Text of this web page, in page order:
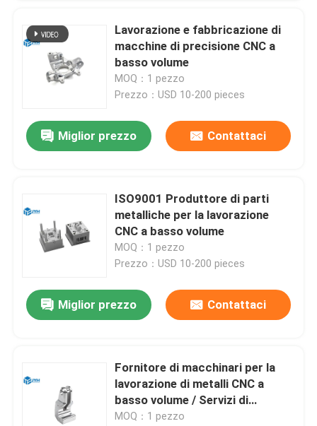
Lavorazione e fabbricazione di
macchine di precisione CNC a
basso volume
MOQ：1 pezzo
Prezzo：USD 10-200 pieces
Miglior prezzo Contattaci
ISO9001 Produttore di parti
metalliche per la lavorazione
CNC a basso volume
MOQ：1 pezzo
Prezzo：USD 10-200 pieces
Miglior prezzo Contattaci
Fornitore di macchinari per la
lavorazione di metalli CNC a
basso volume / Servizi di
lavorazione di piccoli lotti
MOQ：1 pezzo